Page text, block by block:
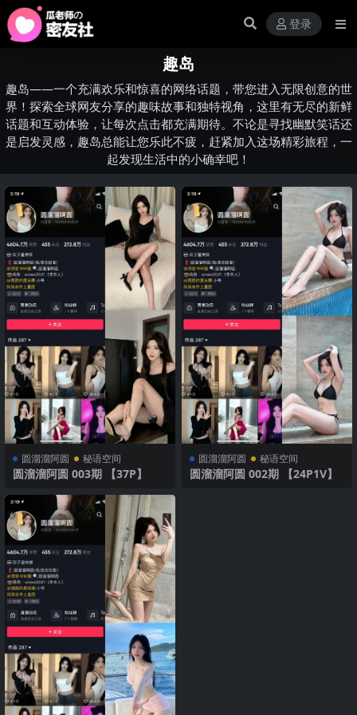
登录
趣岛
趣岛——一个充满欢乐和惊喜的网络话题，带您进入无限创意的世
界！探索全球网友分享的趣味故事和独特视角，这里有无尽的新鲜
话题和互动体验，让每次点击都充满期待。不论是寻找幽默笑话还
是启发灵感，趣岛总能让您乐此不疲，赶紧加入这场精彩旅程，一
起发现生活中的小确幸吧！
圆溜溜阿圆 秘语空间
圆溜溜阿圆 003期 【37P】
圆溜溜阿圆 秘语空间
圆溜溜阿圆 002期 【24P1V】